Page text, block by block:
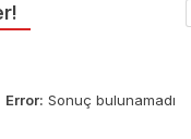
Error: Sonuç bulunamadı